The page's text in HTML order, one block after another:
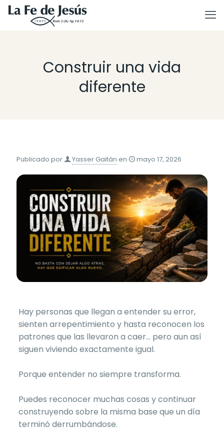
Construir una vida
diferente
Publicado por Yasser Gaitán en mayo 17, 2026
Hay personas que llegan a entender su error,
sienten arrepentimiento y hasta reconocen los
patrones que las llevaron a caer… pero aun así
siguen viviendo exactamente igual.
Porque entender no siempre transforma.
Puedes reconocer muchas cosas y continuar
construyendo sobre la misma base que un día
terminó derrumbándose.